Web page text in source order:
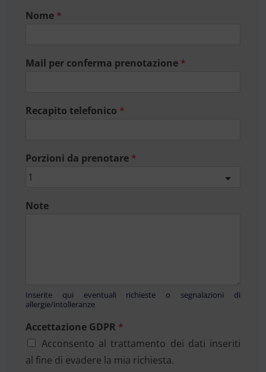
Nome *
Mail per conferma prenotazione *
Recapito telefonico *
Porzioni da prenotare *
Note
Inserite qui eventuali richieste o segnalazioni di
allergie/intolleranze
Accettazione GDPR *
Acconsento al trattamento dei dati inseriti
al fine di evadere la mia richiesta.